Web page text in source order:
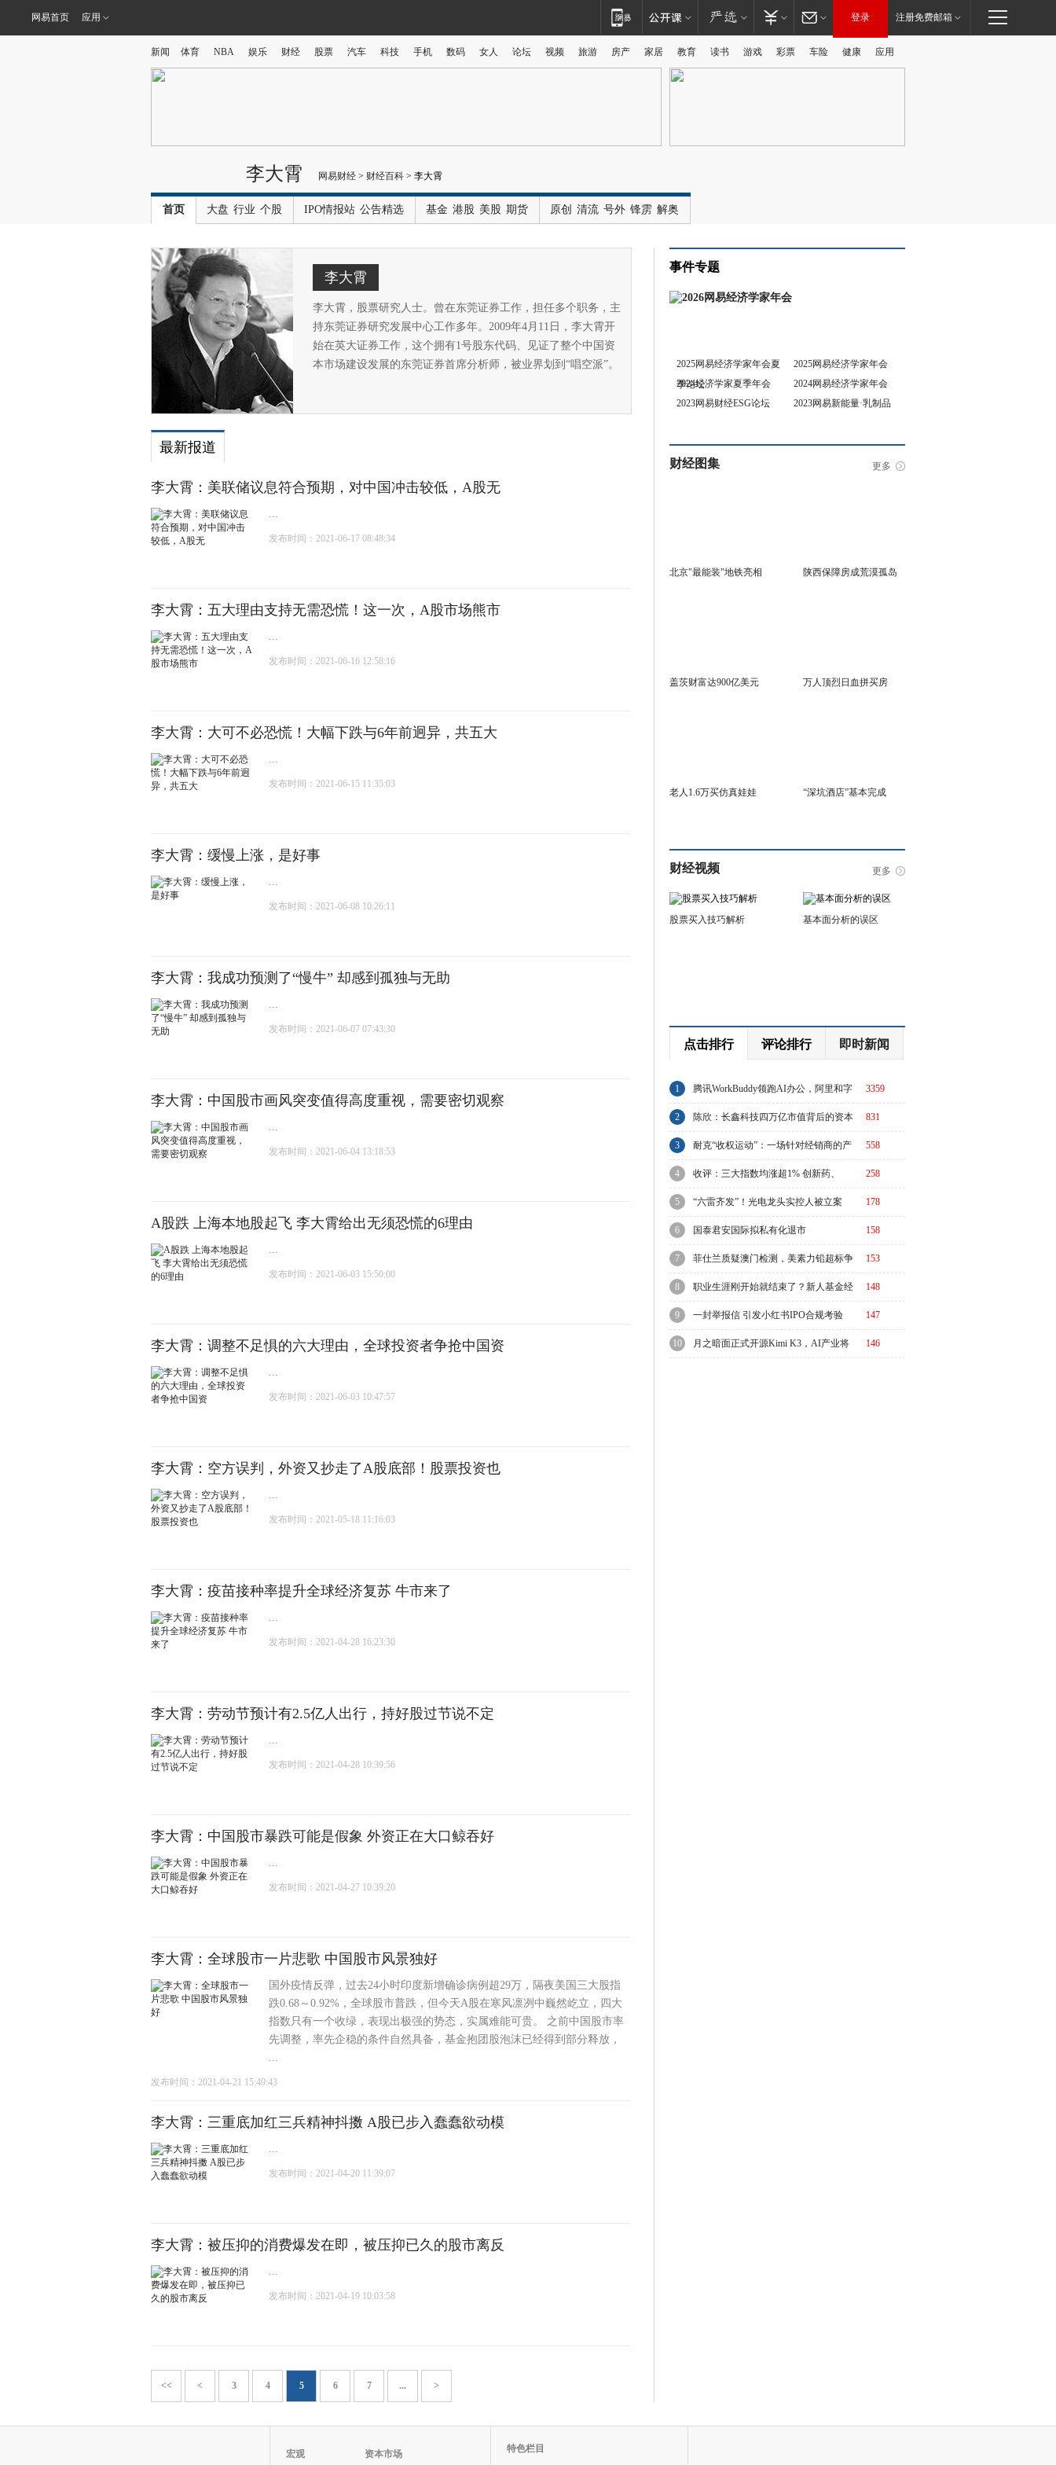
网易首页 应用 登录 注册免费邮箱
新闻 体育 NBA 娱乐 财经 股票 汽车 科技 手机 数码 女人 论坛 视频 旅游 房产 家居 教育 读书 游戏 彩票 车险 健康 应用
李大霄 网易财经 > 财经百科 > 李大霄
首页 大盘 行业 个股 IPO情报站 公告精选 基金 港股 美股 期货 原创 清流 号外 锋雳 解奥
李大霄
李大霄，股票研究人士。曾在东莞证券工作，担任多个职务，主
持东莞证券研究发展中心工作多年。2009年4月11日，李大霄开
始在英大证券工作，这个拥有1号股东代码、见证了整个中国资
本市场建设发展的东莞证券首席分析师，被业界划到“唱空派”。
最新报道
李大霄：美联储议息符合预期，对中国冲击较低，A股无
...
发布时间：2021-06-17 08:48:34
李大霄：五大理由支持无需恐慌！这一次，A股市场熊市
...
发布时间：2021-06-16 12:58:16
李大霄：大可不必恐慌！大幅下跌与6年前迥异，共五大
...
发布时间：2021-06-15 11:35:03
李大霄：缓慢上涨，是好事
...
发布时间：2021-06-08 10:26:11
李大霄：我成功预测了“慢牛” 却感到孤独与无助
...
发布时间：2021-06-07 07:43:30
李大霄：中国股市画风突变值得高度重视，需要密切观察
...
发布时间：2021-06-04 13:18:53
A股跌 上海本地股起飞 李大霄给出无须恐慌的6理由
...
发布时间：2021-06-03 15:50:00
李大霄：调整不足惧的六大理由，全球投资者争抢中国资
...
发布时间：2021-06-03 10:47:57
李大霄：空方误判，外资又抄走了A股底部！股票投资也
...
发布时间：2021-05-18 11:16:03
李大霄：疫苗接种率提升全球经济复苏 牛市来了
...
发布时间：2021-04-28 16:23:30
李大霄：劳动节预计有2.5亿人出行，持好股过节说不定
...
发布时间：2021-04-28 10:39:56
李大霄：中国股市暴跌可能是假象 外资正在大口鲸吞好
...
发布时间：2021-04-27 10:39:20
李大霄：全球股市一片悲歌 中国股市风景独好
国外疫情反弹，过去24小时印度新增确诊病例超29万，隔夜美国三大股指
跌0.68～0.92%，全球股市普跌，但今天A股在寒风凛冽中巍然屹立，四大
指数只有一个收绿，表现出极强的势态，实属难能可贵。 之前中国股市率
先调整，率先企稳的条件自然具备，基金抱团股泡沫已经得到部分释放，
...
发布时间：2021-04-21 15:49:43
李大霄：三重底加红三兵精神抖擞 A股已步入蠢蠢欲动模
...
发布时间：2021-04-20 11:39:07
李大霄：被压抑的消费爆发在即，被压抑已久的股市离反
...
发布时间：2021-04-19 10:03:58
<< < 3 4 5 6 7 ... >
事件专题
2025网易经济学家年会夏
季论坛
2025网易经济学家年会
2024经济学家夏季年会
2024网易经济学家年会
2023网易财经ESG论坛
2023网易新能量·乳制品
财经图集 更多
北京"最能装"地铁亮相 陕西保障房成荒漠孤岛
盖茨财富达900亿美元 万人顶烈日血拼买房
老人1.6万买仿真娃娃 “深坑酒店”基本完成
财经视频 更多
股票买入技巧解析 基本面分析的误区
点击排行 评论排行 即时新闻
3359
1 腾讯WorkBuddy领跑AI办公，阿里和字
节急了？ 831
2 陈欣：长鑫科技四万亿市值背后的资本
与周期 558
3 耐克“收权运动”：一场针对经销商的产
业链价值重估 258
4 收评：三大指数均涨超1% 创新药、
CRO概念全线走强 178
5 “六雷齐发”！光电龙头实控人被立案
158
6 国泰君安国际拟私有化退市
153
7 菲仕兰质疑澳门检测，美素力铅超标争
议升级 148
8 职业生涯刚开始就结束了？新人基金经
理50天亏掉35%引发全网同情 147
9 一封举报信 引发小红书IPO合规考验
146
10 月之暗面正式开源Kimi K3，AI产业将
宏观 资本市场 特色栏目